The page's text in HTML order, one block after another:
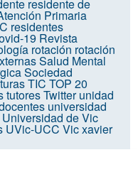
residente de
Primaria
residentes
19 Revista
rotación rotación
Salud Mental
Sociedad
TIC TOP 20
tutoresTwitter unidad
universidad
Universidad de Vic
UVic-UCC Vicxavier